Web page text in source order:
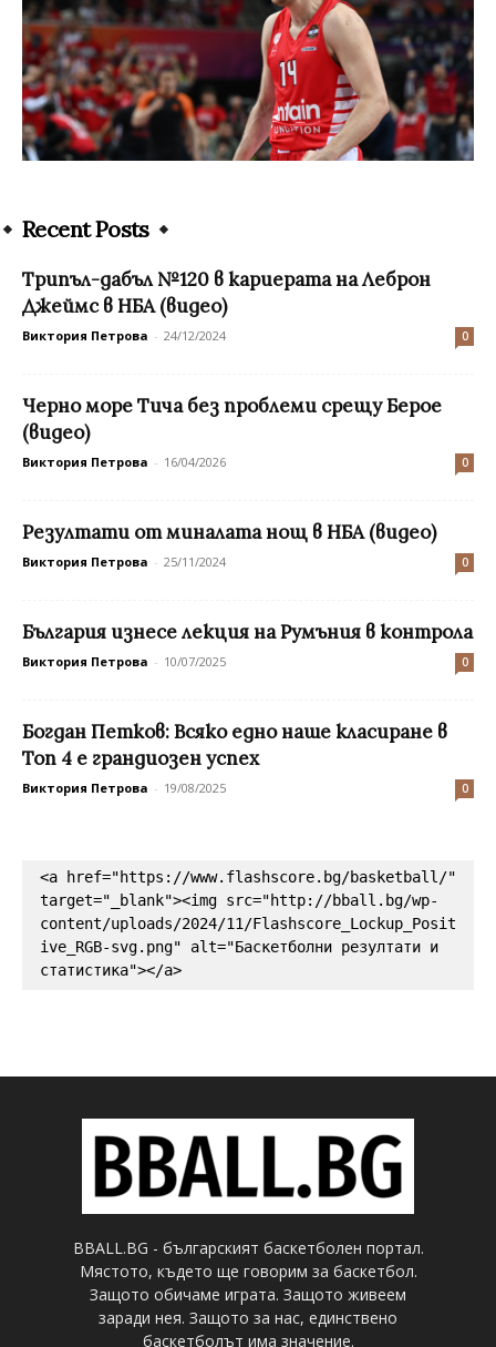
Recent Posts
Трипъл-дабъл №120 в кариерата на Леброн
Джеймс в НБА (видео)
Виктория Петрова - 24/12/2024 0
Черно море Тича без проблеми срещу Берое
(видео)
Виктория Петрова - 16/04/2026 0
Резултати от миналата нощ в НБА (видео)
Виктория Петрова - 25/11/2024 0
България изнесе лекция на Румъния в контрола
Виктория Петрова - 10/07/2025 0
Богдан Петков: Всяко едно наше класиране в
Топ 4 е грандиозен успех
Виктория Петрова - 19/08/2025 0
<a href="https://www.flashscore.bg/basketball/"
target="_blank"><img src="http://bball.bg/wp-
content/uploads/2024/11/Flashscore_Lockup_Posit
ive_RGB-svg.png" alt="Баскетболни резултати и
статистика"></a>
BBALL.BG - българският баскетболен портал.
Мястото, където ще говорим за баскетбол.
Защото обичаме играта. Защото живеем
заради нея. Защото за нас, единствено
баскетболът има значение.